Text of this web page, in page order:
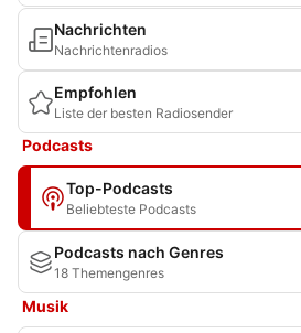
Nachrichten
Nachrichtenradios
Empfohlen
Liste der besten Radiosender
Podcasts
Top-Podcasts
Beliebteste Podcasts
Podcasts nach Genres
18 Themengenres
Musik